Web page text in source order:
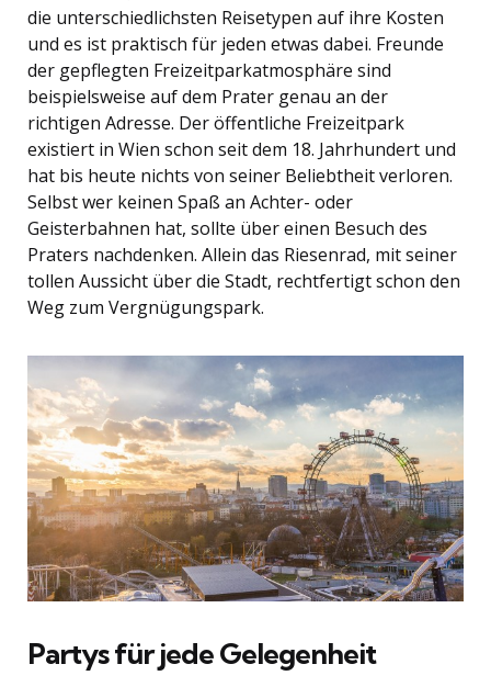
die unterschiedlichsten Reisetypen auf ihre Kosten
und es ist praktisch für jeden etwas dabei. Freunde
der gepflegten Freizeitparkatmosphäre sind
beispielsweise auf dem Prater genau an der
richtigen Adresse. Der öffentliche Freizeitpark
existiert in Wien schon seit dem 18. Jahrhundert und
hat bis heute nichts von seiner Beliebtheit verloren.
Selbst wer keinen Spaß an Achter- oder
Geisterbahnen hat, sollte über einen Besuch des
Praters nachdenken. Allein das Riesenrad, mit seiner
tollen Aussicht über die Stadt, rechtfertigt schon den
Weg zum Vergnügungspark.
Partys für jede Gelegenheit